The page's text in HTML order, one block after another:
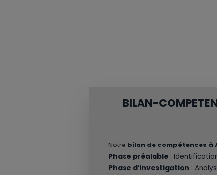
BILAN-
Notre bilan de compétences à
Phase préalable :
Phase d’investigation :